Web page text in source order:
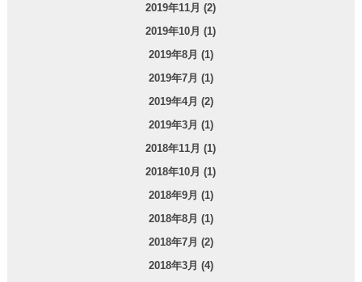
2019年11月 (2)
2019年10月 (1)
2019年8月 (1)
2019年7月 (1)
2019年4月 (2)
2019年3月 (1)
2018年11月 (1)
2018年10月 (1)
2018年9月 (1)
2018年8月 (1)
2018年7月 (2)
2018年3月 (4)